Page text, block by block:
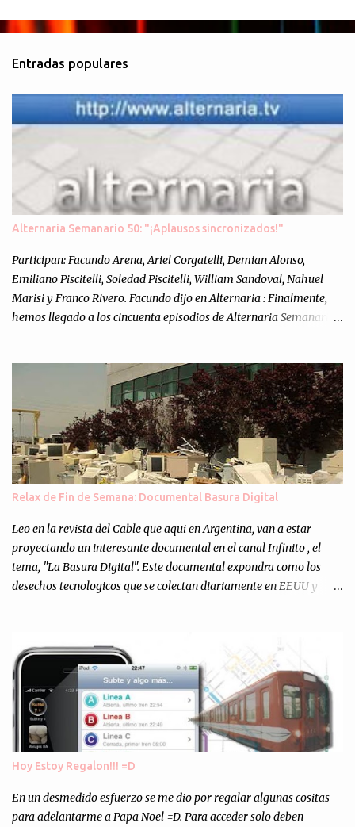
Entradas populares
Alternaria Semanario 50: "¡Aplausos sincronizados!"
Participan: Facundo Arena, Ariel Corgatelli, Demian Alonso,
Emiliano Piscitelli, Soledad Piscitelli, William Sandoval, Nahuel
Marisi y Franco Rivero. Facundo dijo en Alternaria : Finalmente,
hemos llegado a los cincuenta episodios de Alternaria Semanario.
nuestra propia óptica: un punto de vista independiente e
informal.Para festejarlo, se nos ocurrió que estemos todos juntos; y
cuando digo "todos" me refiero a toda la gente que alguna vez
participó en el semanario como panelista, y a ustedes. Por eso se
nos ocurrió la idea de emitir video en vivo. La tarea no fué facil,
hubo que coordinar horarios, preparar el estudio, configurar
muchos programejos y hacer muchas pruebas. ¿El resultado?
Totalmente inesperado. Mas de 200 personas en vivo
escuchándonos y viendo como grabamos el semanario es, para mi
personalmente, un éxito y un logro sin precedentes. Sinceram...
Relax de Fin de Semana: Documental Basura Digital
Leo en la revista del Cable que aqui en Argentina, van a estar
proyectando un interesante documental en el canal Infinito , el
tema, "La Basura Digital". Este documental expondra como los
desechos tecnologicos que se colectan diariamente en EEUU y
Asi, todos los residuos sonincinerados produciendo lo que los
ambientalistas llaman "La Pesadilla de la Edad Cibernetica". La
transmision es el Domingo 2 de diciembre a las 21:00 hs. Me
parecio muy interesante, no creo que lo pueda ver por la hora, asi
que los comentarios los dejo en sus manos...
Hoy Estoy Regalon!!! =D
En un desmedido esfuerzo se me dio por regalar algunas cositas
para adelantarme a Papa Noel =D. Para acceder solo deben